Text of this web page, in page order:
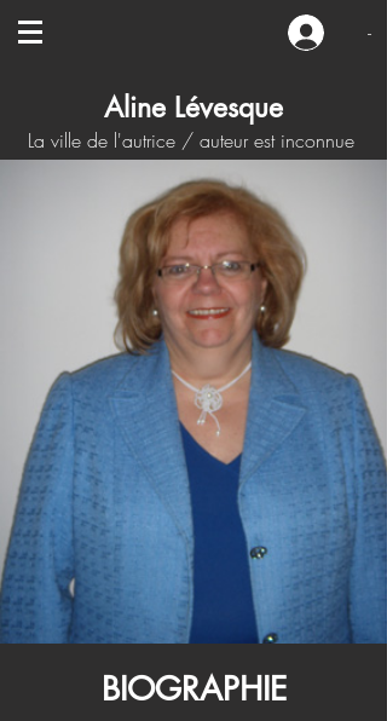
-
Aline Lévesque
La ville de l'autrice / auteur est inconnue
BIOGRAPHIE